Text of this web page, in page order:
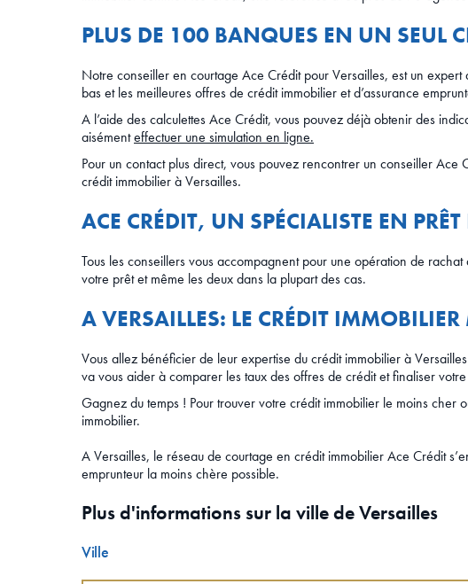
PLUS DE 100 BANQUES EN UN SEUL
Notre conseiller en courtage Ace Crédit pour Versailles, est un
bas et les meilleures offres de crédit immobilier et d’assurance
A l’aide des calculettes Ace Crédit, vous pouvez déjà obtenir des
aisémenteffectuer une simulation en ligne.
Pour un contact plus direct, vous pouvez rencontrer un conseiller
crédit immobilier à Versailles.
ACE CRÉDIT, UN SPÉCIALISTE EN
Tous les conseillers vous accompagnent pour une opération de
votre prêt et même les deux dans la plupart des cas.
A VERSAILLES: LE CRÉDIT
Vous allez bénéficier de leur expertise du crédit immobilier à
va vous aider à comparer les taux des offres de crédit et finaliser
Gagnez du temps ! Pour trouver votre crédit immobilier le moins
immobilier.
A Versailles, le réseau de courtage en crédit immobilier Ace Crédit
emprunteur la moins chère possible.
Plus d'informations sur la ville de Versailles
Ville